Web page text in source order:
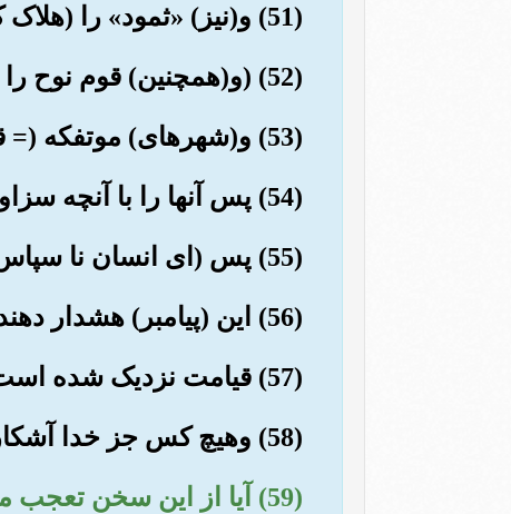
(51) و(نیز) «ثمود» را (هلاک کرد) پس (کسی را) باقی نگذاشت.
(52) (و(همچنین) قوم نوح را پیش از آن (هلاک نمود). بی گمان آنها از همه ظالم تر و سرکش تر بودند.
(53) و(شهرهای) موتفکه (= قوم لوط) را زیر و رو (ونابود) کرد( ).
(54) پس آنها را با آنچه سزاوار بودند از عذاب سنگین ودردناک پو شانید.
(55) پس (ای انسان نا سپاس) به کدامیک از نعمتهای پروردگارت شک داری؟!
(56) این (پیامبر) هشدار دهنده ای از (قبیل) هشدار دهندگان پیشین است.
(57) قیامت نزدیک شده است.
(58) وهیچ کس جز خدا آشکارش نکند (ونتواند سختیهای آن را دفع کند).
(59) آیا از این سخن تعجب می کنید؟!